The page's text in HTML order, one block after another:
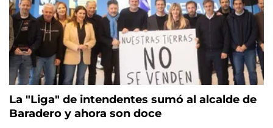
La "Liga" de intendentes sumó al alcalde de
Baradero y ahora son doce